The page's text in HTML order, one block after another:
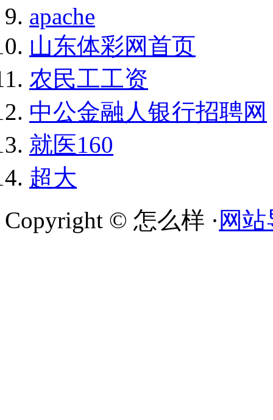
apache
山东体彩网首页
农民工工资
中公金融人银行招聘网
就医160
超大
Copyright © 怎么样 · 网